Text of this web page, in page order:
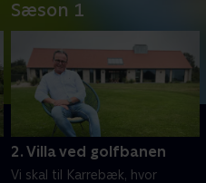
Sæson 1
2. Villa ved golfbanen
Vi skal til Karrebæk, hvor